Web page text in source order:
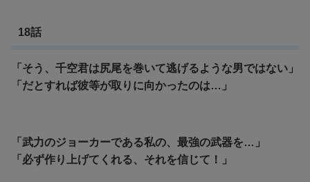
18話
「そう、千空君は尻尾を巻いて逃げるような男ではない」
「だとすれば彼等が取りに向かったのは…」
「武力のジョーカーである私の、最強の武器を…」
「必ず作り上げてくれる、それを信じて！」